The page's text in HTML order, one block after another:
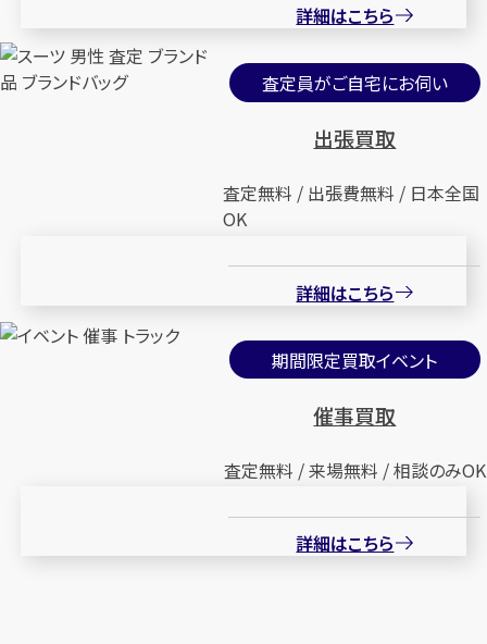
詳細はこちら
査定員がご自宅にお伺い
出張買取
査定無料 / 出張費無料 / 日本全国
OK
詳細はこちら
期間限定買取イベント
催事買取
査定無料 / 来場無料 / 相談のみOK
詳細はこちら